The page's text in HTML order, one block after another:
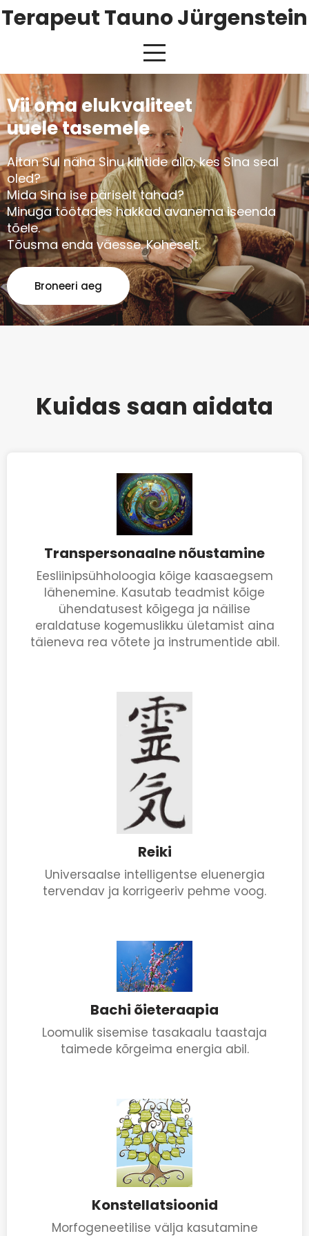
Terapeut Tauno Jürgenstein
Vii oma elukvaliteet
uuele tasemele
Aitan Sul näha Sinu kihtide alla, kes Sina seal
oled?
Mida Sina ise päriselt tahad?
Minuga töötades hakkad avanema iseenda
tõele.
Tõusma enda väesse. Koheselt.
Broneeri aeg
Kuidas saan aidata
Transpersonaalne nõustamine
Eesliinipsühholoogia kõige kaasaegsem
lähenemine. Kasutab teadmist kõige
ühendatusest kõigega ja näilise
eraldatuse kogemuslikku ületamist aina
täieneva rea võtete ja instrumentide abil.
Reiki
Universaalse intelligentse eluenergia
tervendav ja korrigeeriv pehme voog.
Bachi õieteraapia
Loomulik sisemise tasakaalu taastaja
taimede kõrgeima energia abil.
Konstellatsioonid
Morfogeneetilise välja kasutamine